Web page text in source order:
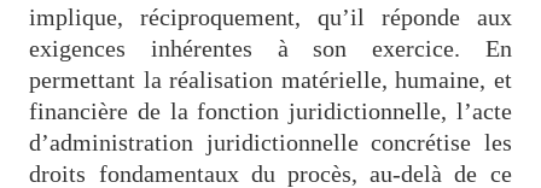
implique, réciproquement, qu’il réponde aux
exigences inhérentes à son exercice. En
permettant la réalisation matérielle, humaine, et
financière de la fonction juridictionnelle, l’acte
d’administration juridictionnelle concrétise les
droits fondamentaux du procès, au-delà de ce